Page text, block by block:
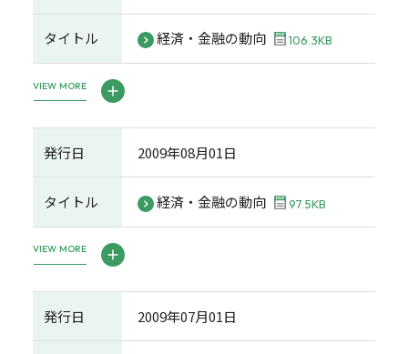
タイトル 経済・金融の動向 106.3KB
VIEW MORE
発行日 2009年08月01日
タイトル 経済・金融の動向 97.5KB
VIEW MORE
発行日 2009年07月01日